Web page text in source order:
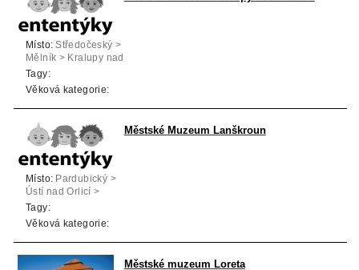
Místo: Středočeský >
Mělník > Kralupy nad
Vltavou
Tagy:
Věková kategorie:
Městské Muzeum Lanškroun
Místo: Pardubický >
Ústí nad Orlicí >
Lanškroun
Tagy:
Věková kategorie:
Městské muzeum Loreta